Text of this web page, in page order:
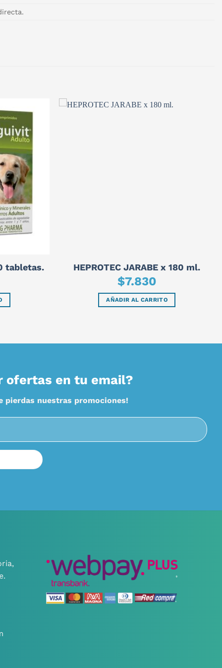
tabletas. HEPROTEC JARABE x 180 ml.
$7.830
AÑADIR AL CARRITO
ofertas en tu email?
pierdas nuestras promociones!